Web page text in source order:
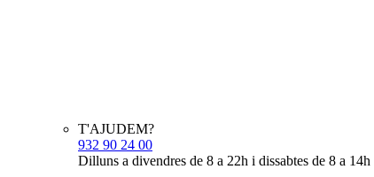
T'AJUDEM?
932 90 24 00
Dilluns a divendres de 8 a 22h i dissabtes de 8 a 14h